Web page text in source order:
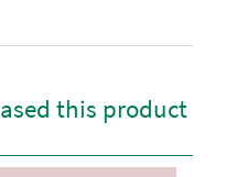
this product